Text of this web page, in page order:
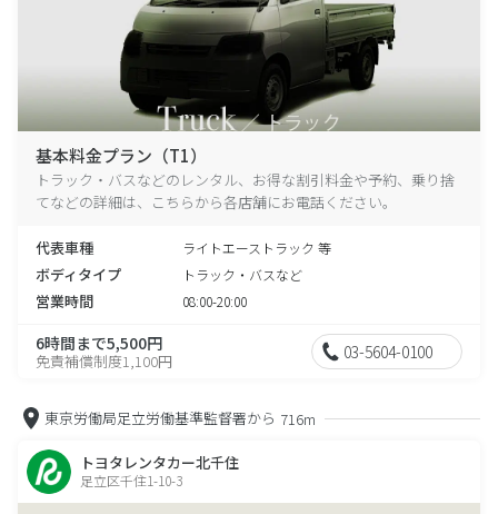
基本料金プラン（T1）
トラック・バスなどのレンタル、お得な割引料金や予約、乗り捨
てなどの詳細は、こちらから各店舗にお電話ください。
代表車種 ライトエーストラック 等
ボディタイプ トラック・バスなど
営業時間 08:00-20:00
6時間まで5,500円
免責補償制度1,100円 03-5604-0100
東京労働局足立労働基準監督署から 716m
トヨタレンタカー北千住
足立区千住1-10-3